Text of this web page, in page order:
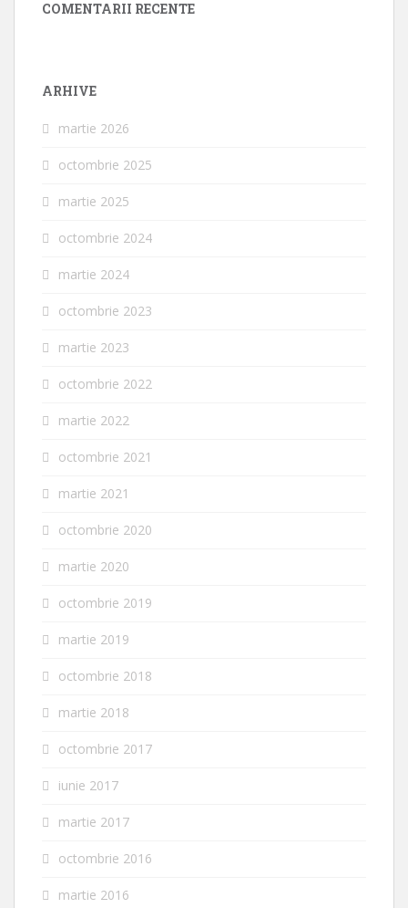
COMENTARII RECENTE
ARHIVE
martie 2026
octombrie 2025
martie 2025
octombrie 2024
martie 2024
octombrie 2023
martie 2023
octombrie 2022
martie 2022
octombrie 2021
martie 2021
octombrie 2020
martie 2020
octombrie 2019
martie 2019
octombrie 2018
martie 2018
octombrie 2017
iunie 2017
martie 2017
octombrie 2016
martie 2016